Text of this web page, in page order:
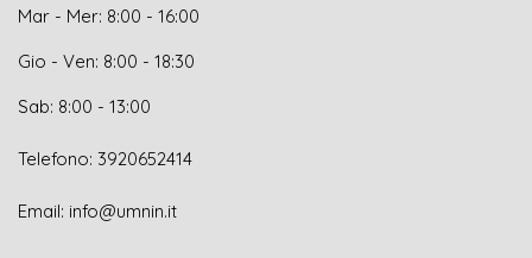
Mar - Mer: 8:00 - 16:00
Gio - Ven: 8:00 - 18:30
Sab: 8:00 - 13:00
Telefono: 3920652414
Email: info@umnin.it